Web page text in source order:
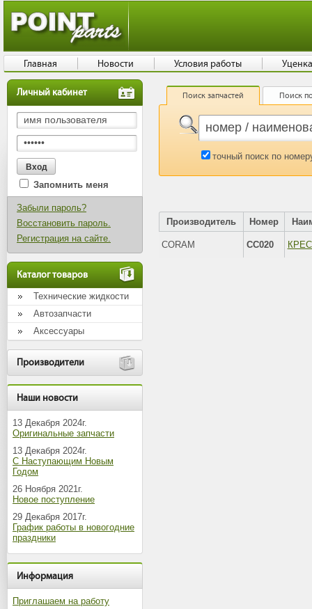
Личный кабинет
Запомнить меня
Забыли пароль?
Восстановить пароль.
Регистрация на сайте.
Каталог товаров
Технические жидкости
Автозапчасти
Аксессуары
Производители
Наши новости
13 Декабря 2024г.
Оригинальные запчасти
13 Декабря 2024г.
С Наступающим Новым
Годом
26 Ноября 2021г.
Новое поступление
29 Декабря 2017г.
График работы в новогодние
праздники
Информация
Приглашаем на работу
Поиск запчастей Поиск
точный поиск по
Производитель Номер
CORAM CC020
Главная Новости Условия работы